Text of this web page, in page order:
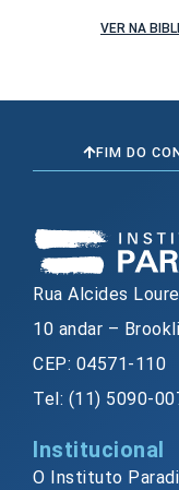
VER NA
FIM DO
Rua Alcides
10 andar –
CEP: 04571-110
Tel: (11) 5090-
Institucional
O Instituto